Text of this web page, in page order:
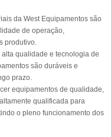
da West Equipamentos são
de operação,
produtivo.
qualidade e tecnologia de
são duráveis e
prazo.
equipamentos de qualidade,
qualificada para
o pleno funcionamento dos